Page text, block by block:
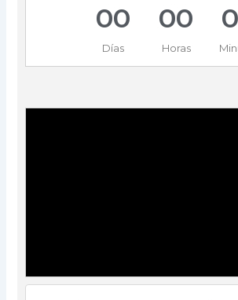
00
Días
00
Horas
0